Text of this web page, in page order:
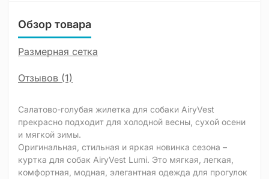
Обзор товара
Размерная сетка
Отзывов (1)
Салатово-голубая жилетка для собаки AiryVest
прекрасно подходит для холодной весны, сухой осени
и мягкой зимы.
Оригинальная, стильная и яркая новинка сезона –
куртка для собак AiryVest Lumi. Это мягкая, легкая,
комфортная, модная, элегантная одежда для прогулок